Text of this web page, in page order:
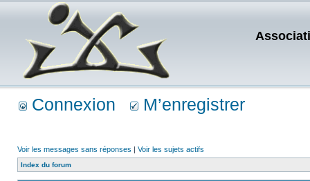
Connexion M’enregistrer
Voir les messages sans réponses | Voir les sujets actifs
Index du forum